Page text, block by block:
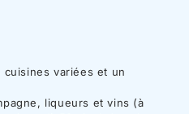
variées et un
liqueurs et vins (à